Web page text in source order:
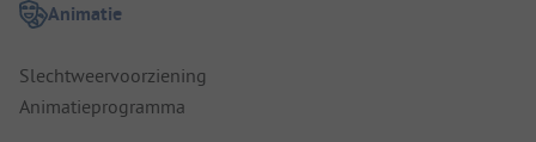
Animatie
Slechtweervoorziening
Animatieprogramma